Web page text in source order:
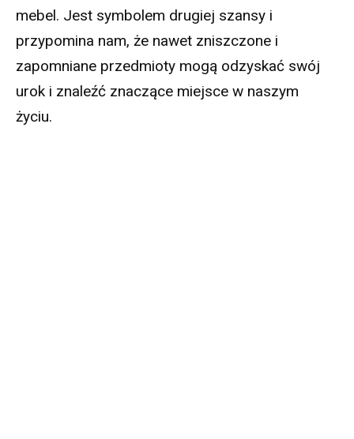
mebel. Jest symbolem drugiej szansy i
przypomina nam, że nawet zniszczone i
zapomniane przedmioty mogą odzyskać swój
urok i znaleźć znaczące miejsce w naszym
życiu.